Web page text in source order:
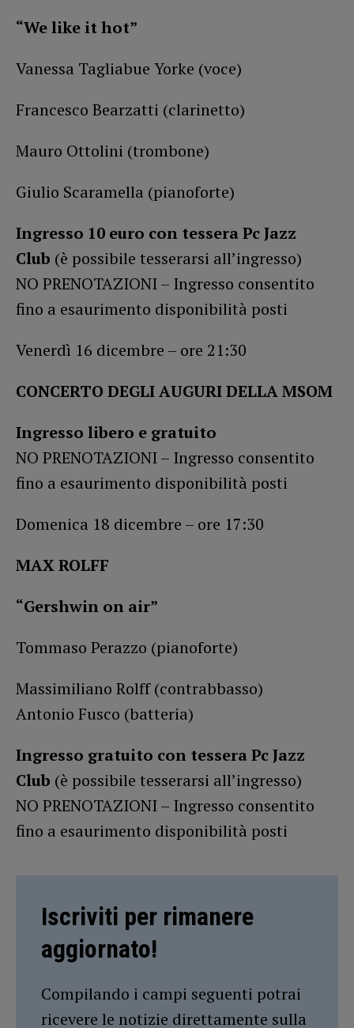
“We like it hot”
Vanessa Tagliabue Yorke (voce)
Francesco Bearzatti (clarinetto)
Mauro Ottolini (trombone)
Giulio Scaramella (pianoforte)
Ingresso 10 euro con tessera Pc Jazz
Club (è possibile tesserarsi all’ingresso)
NO PRENOTAZIONI – Ingresso consentito
fino a esaurimento disponibilità posti
Venerdì 16 dicembre – ore 21:30
CONCERTO DEGLI AUGURI DELLA MSOM
Ingresso libero e gratuito
NO PRENOTAZIONI – Ingresso consentito
fino a esaurimento disponibilità posti
Domenica 18 dicembre – ore 17:30
MAX ROLFF
“Gershwin on air”
Tommaso Perazzo (pianoforte)
Massimiliano Rolff (contrabbasso)
Antonio Fusco (batteria)
Ingresso gratuito con tessera Pc Jazz
Club (è possibile tesserarsi all’ingresso)
NO PRENOTAZIONI – Ingresso consentito
fino a esaurimento disponibilità posti
Iscriviti per rimanere
aggiornato!
Compilando i campi seguenti potrai
ricevere le notizie direttamente sulla